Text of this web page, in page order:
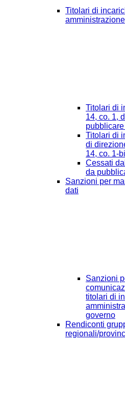
Titolari di
Titolari di
14, co. 1,
Titolari di
di
14, co. 1-
Cessati
da
Sanzioni per
dati
Sanzioni
titolari di
governo
Rendiconti
regionali/